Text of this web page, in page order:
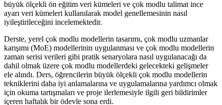
büyük ölçekli ön eğitim veri kümeleri ve çok modlu talimat ince
ayarı veri kümeleri kullanılarak model genellemesinin nasıl
iyileştirileceğini incelemektedir.
Derste, yerel çok modlu modellerin tasarımı, çok modlu uzmanlar
karışımı (MoE) modellerinin uygulanması ve çok modlu modellerin
zaman serisi verileri gibi pratik senaryolara nasıl uygulanacağı da
dahil olmak üzere çok modlu modellerdeki gelecekteki gelişmeler
ele alındı. Ders, öğrencilerin büyük ölçekli çok modlu modellerin
tekniklerini daha iyi anlamalarına ve uygulamalarına yardımcı olmak
için okuma tartışmaları ve proje ilerlemesiyle ilgili geri bildirimler
içeren haftalık bir ödevle sona erdi.